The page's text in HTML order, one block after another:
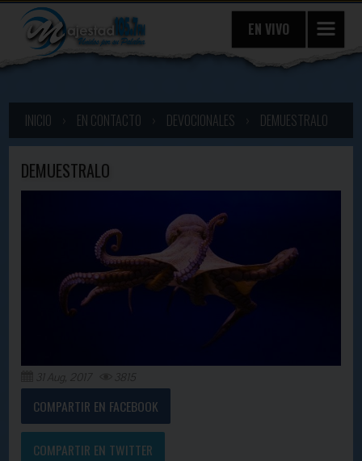
EN VIVO
INICIO EN CONTACTO DEVOCIONALES DEMUESTRALO
DEMUESTRALO
31 Aug, 2017 3815
COMPARTIR EN FACEBOOK
COMPARTIR EN TWITTER